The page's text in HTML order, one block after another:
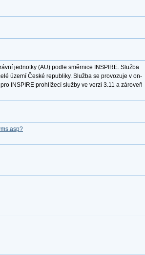
jednotky (AU) podle směrnice INSPIRE. Služba
území České republiky. Služba se provozuje v on-
INSPIRE prohlížecí služby ve verzi 3.11 a zároveň